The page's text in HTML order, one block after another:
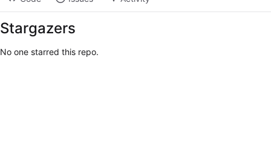
Stargazers
No one starred this repo.